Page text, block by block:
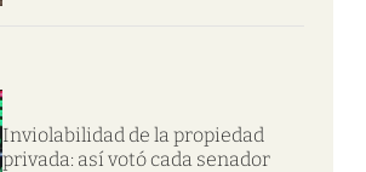
Inviolabilidad de la propiedad
privada: así votó cada senador